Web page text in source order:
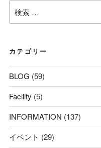
検
索:
カテゴリー
BLOG (59)
Facility (5)
INFORMATION (137)
イベント (29)